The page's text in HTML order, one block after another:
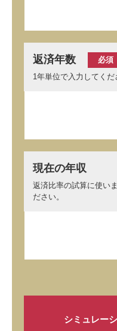
返済年数
必須
1年単位で入力してくだ
現在の年収
返済比率の試算に使い
ださい。
シミュレー